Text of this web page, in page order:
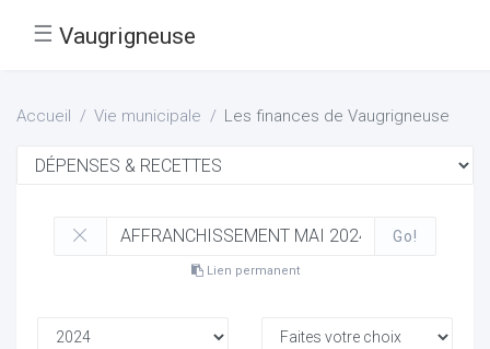
☰ Vaugrigneuse
Accueil Vie municipale Les finances de Vaugrigneuse
Go!
Lien permanent